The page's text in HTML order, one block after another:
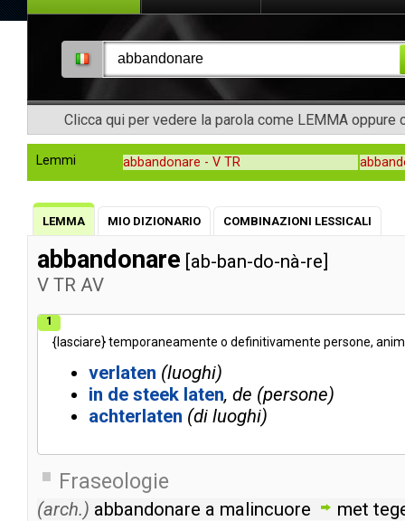
Clicca qui per vedere la parola come LEMMA oppure
Lemmi abbandonare - V TR
LEMMA MIO DIZIONARIO COMBINAZIONI LESSICALI
abbandonare [ab-ban-do-nà-re]
V TR AV
1
{lasciare}temporaneamente o definitivamente persone,
verlaten luoghi
in de steek laten de persone
achterlaten di luoghi
Fraseologie
(arch.) abbandonare a malincuore met